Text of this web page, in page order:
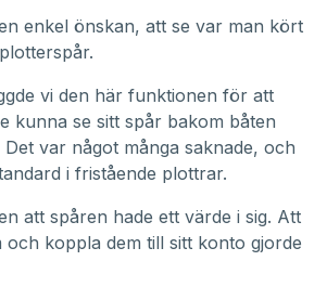
enkel önskan, att se var man kört
vi den här funktionen för att
kunna se sitt spår bakom båten
var något många saknade, och
i fristående plottrar.
att spåren hade ett värde i sig. Att
och koppla dem till sitt konto gjorde